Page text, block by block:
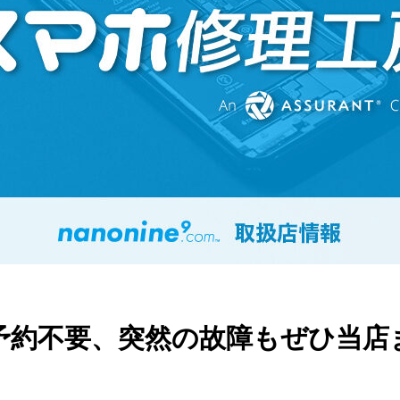
約不要、突然の故障もぜひ当店